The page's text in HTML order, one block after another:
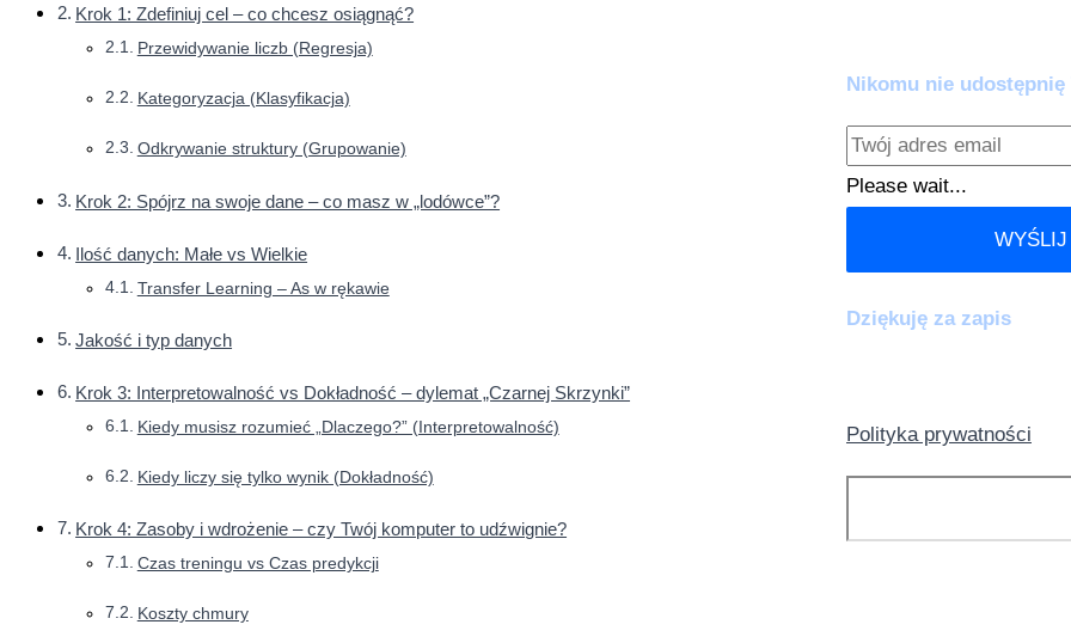
Krok 1: Zdefiniuj cel – co chcesz osiągnąć?
Przewidywanie liczb (Regresja)
Kategoryzacja (Klasyfikacja)
Odkrywanie struktury (Grupowanie)
Krok 2: Spójrz na swoje dane – co masz w „lodówce”?
Ilość danych: Małe vs Wielkie
Transfer Learning – As w rękawie
Jakość i typ danych
Krok 3: Interpretowalność vs Dokładność – dylemat „Czarnej Skrzynki”
Kiedy musisz rozumieć „Dlaczego?” (Interpretowalność)
Kiedy liczy się tylko wynik (Dokładność)
Krok 4: Zasoby i wdrożenie – czy Twój komputer to udźwignie?
Czas treningu vs Czas predykcji
Koszty chmury
Nikomu nie
Please wait...
Dziękuję za zapis
Polityka prywatności